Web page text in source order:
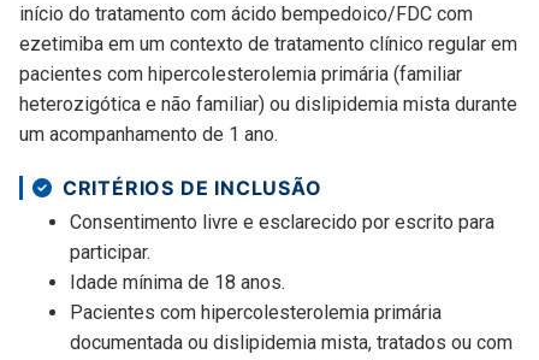
início do tratamento com ácido bempedoico/FDC com
ezetimiba em um contexto de tratamento clínico regular em
pacientes com hipercolesterolemia primária (familiar
heterozigótica e não familiar) ou dislipidemia mista durante
um acompanhamento de 1 ano.
CRITÉRIOS DE INCLUSÃO
Consentimento livre e esclarecido por escrito para
participar.
Idade mínima de 18 anos.
Pacientes com hipercolesterolemia primária
documentada ou dislipidemia mista, tratados ou com